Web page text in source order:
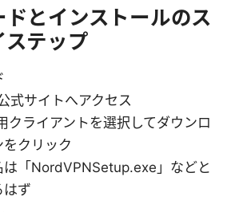
とインストールのス
ステップ
式サイトへアクセス
クライアントを選択してダウンロ
クリック
は「NordVPNSetup.exe」などと
はず